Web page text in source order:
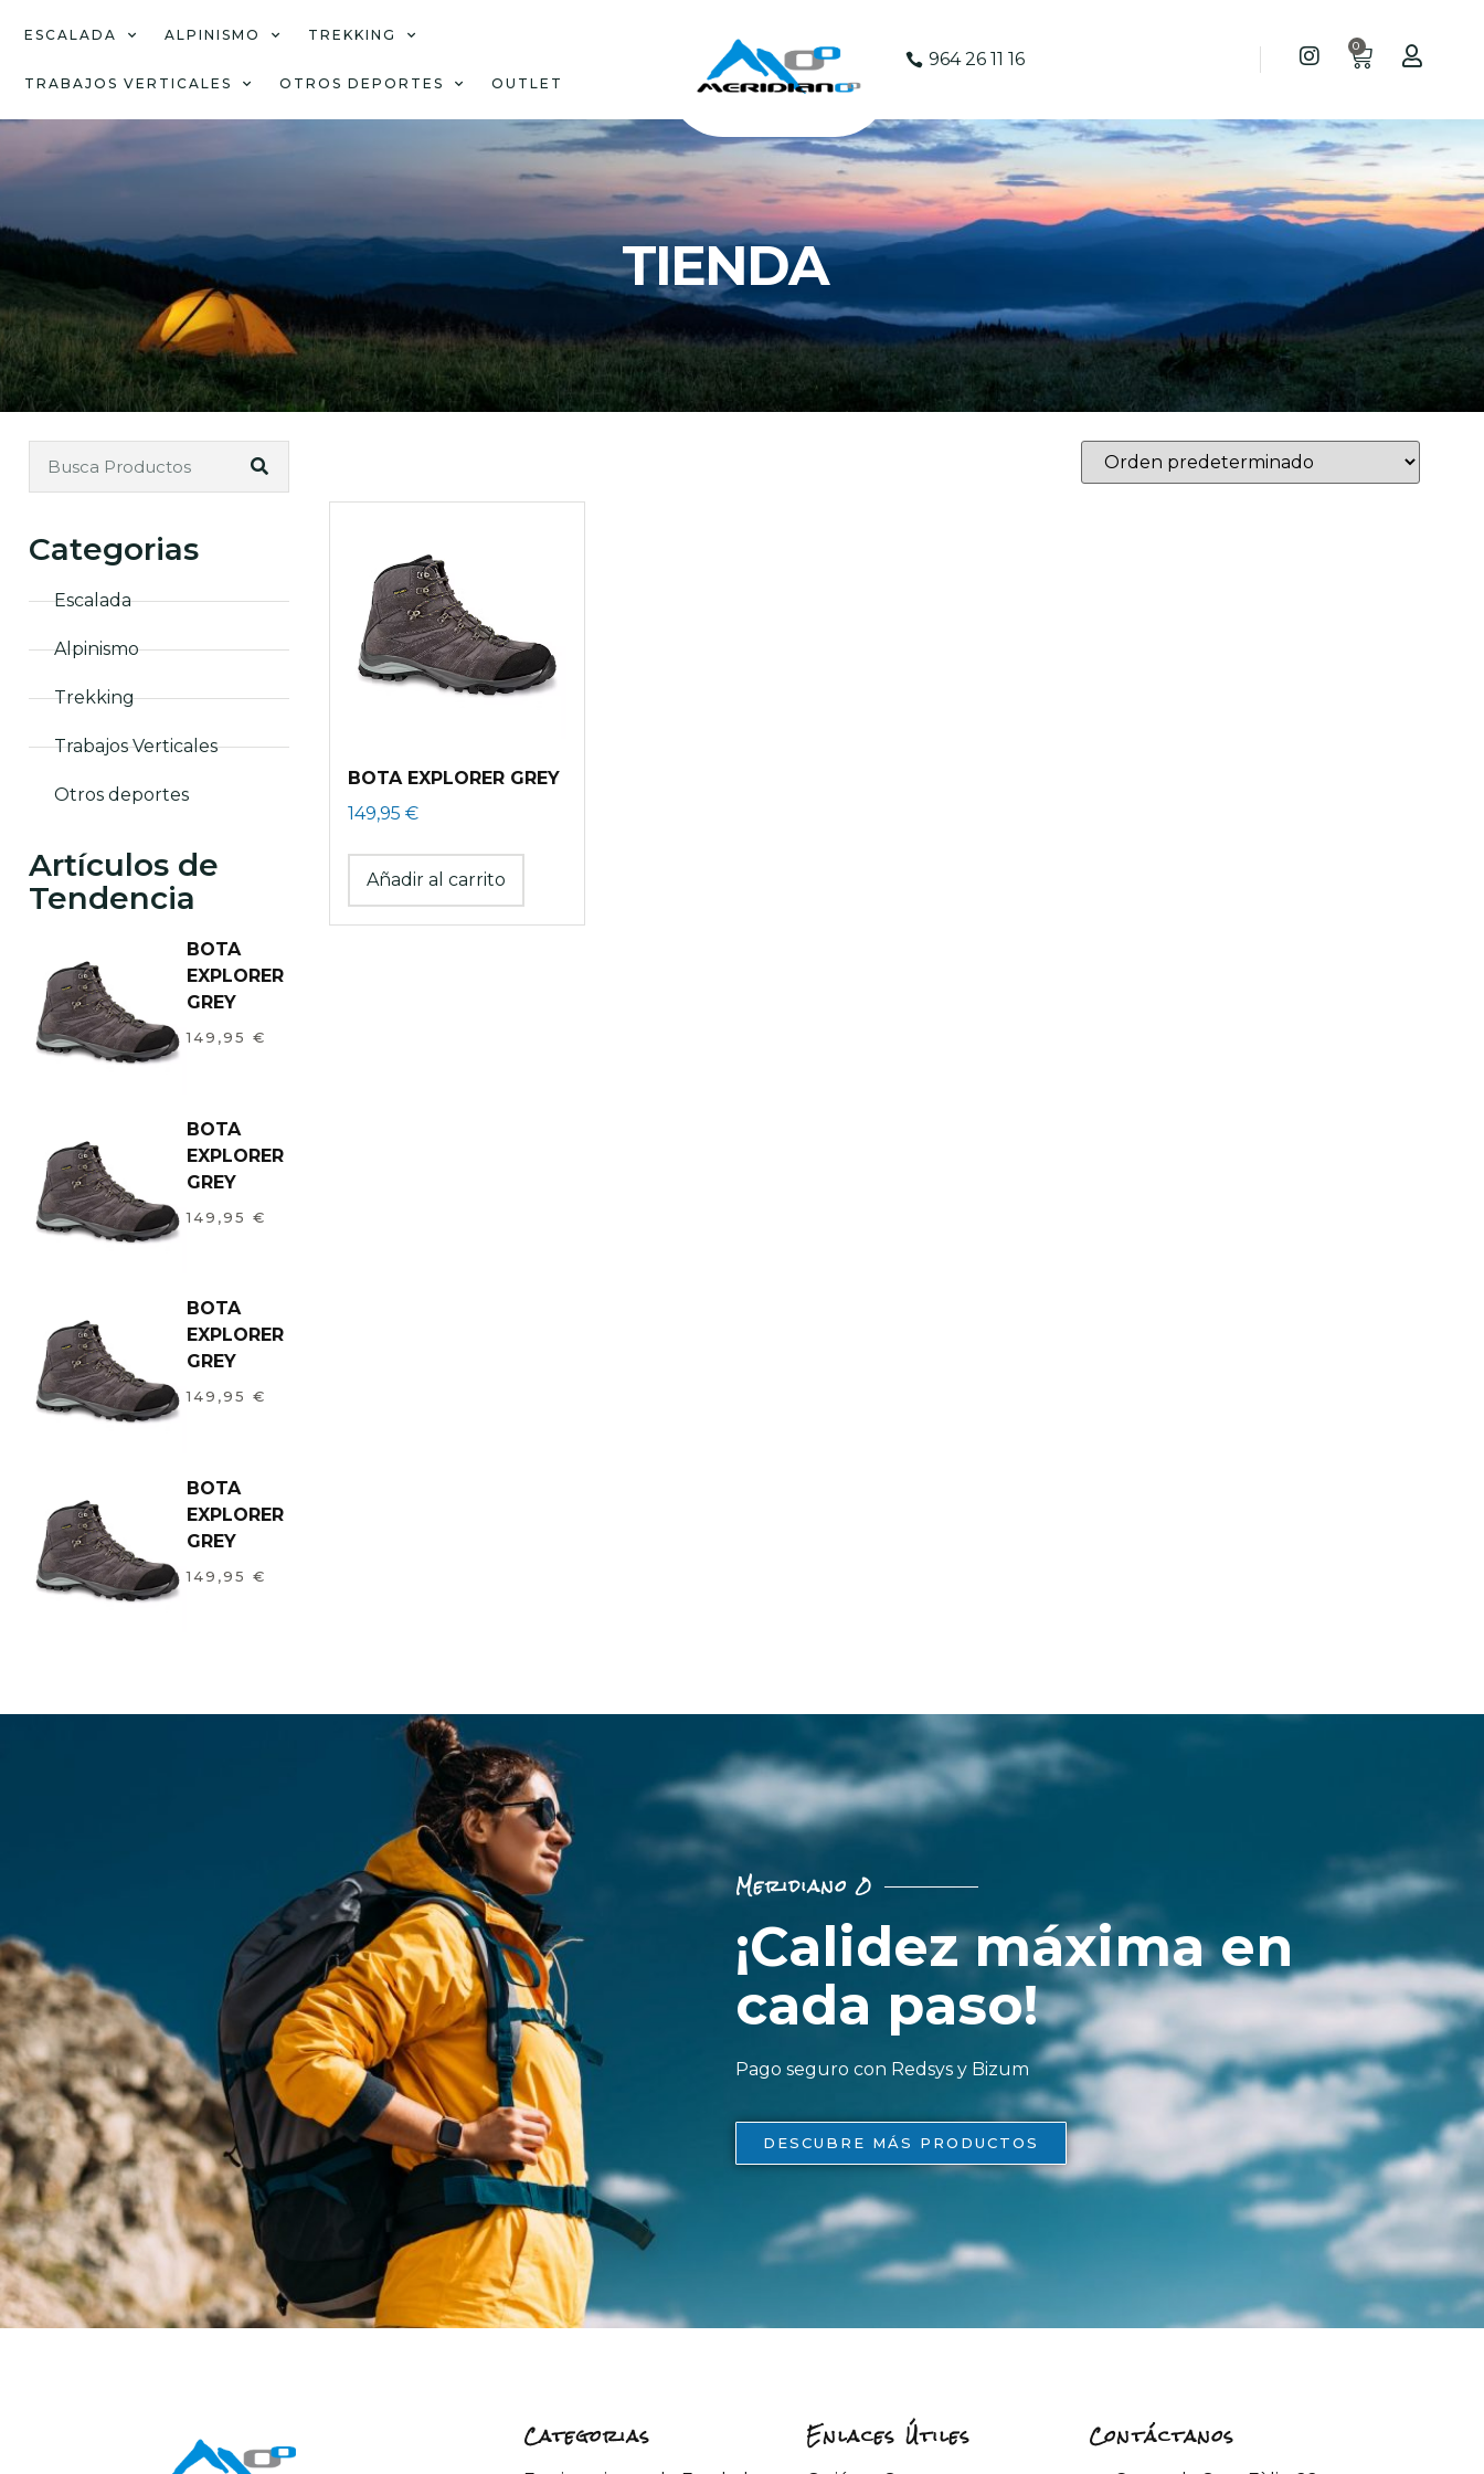
ESCALADA ALPINISMO TREKKING
TRABAJOS VERTICALES OTROS DEPORTES OUTLET
964 26 11 16
0
TIENDA
Categorias
Escalada
Alpinismo
Trekking
Trabajos Verticales
Otros deportes
Artículos de
Tendencia
BOTA
EXPLORER
GREY
149,95 €
BOTA
EXPLORER
GREY
149,95 €
BOTA
EXPLORER
GREY
149,95 €
BOTA
EXPLORER
GREY
149,95 €
BOTA EXPLORER GREY
149,95 €
Añadir al carrito
Meridiano 0
¡Calidez máxima en
cada paso!
Pago seguro con Redsys y Bizum
DESCUBRE MÁS PRODUCTOS
Categorias Enlaces Útiles Contáctanos